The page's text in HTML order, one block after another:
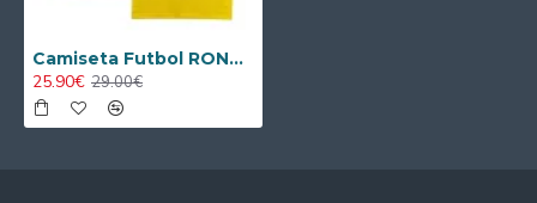
Camiseta Futbol RONALDINHO 10 Brasil Home Primera Equipación 2004/06 Retro Clasico
25.90€ 29.00€